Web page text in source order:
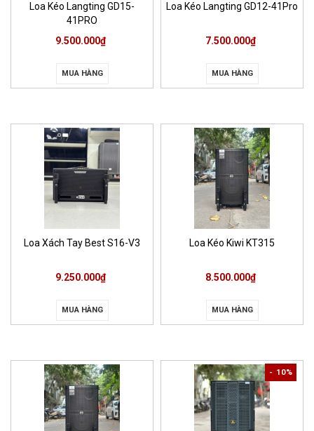
Loa Kéo Langting GD15-
41PRO
9.500.000₫
MUA HÀNG
Loa Kéo Langting GD12-41Pro
7.500.000₫
MUA HÀNG
Loa Xách Tay Best S16-V3
9.250.000₫
MUA HÀNG
Loa Kéo Kiwi KT315
8.500.000₫
MUA HÀNG
- 10%